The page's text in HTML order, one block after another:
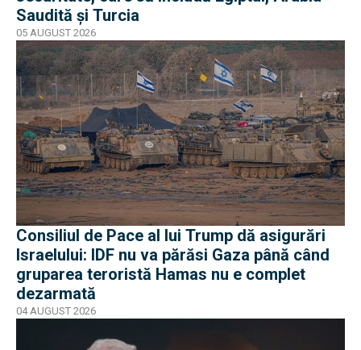
Saudită și Turcia
05 AUGUST 2026
Consiliul de Pace al lui Trump dă asigurări
Israelului: IDF nu va părăsi Gaza până când
gruparea teroristă Hamas nu e complet
dezarmată
04 AUGUST 2026